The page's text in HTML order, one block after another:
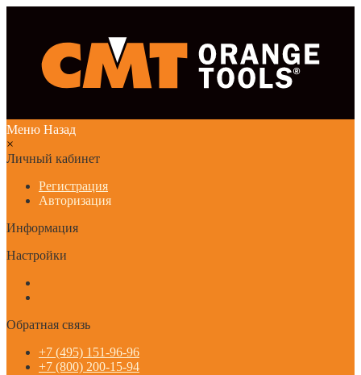
Меню Назад
×
Личный кабинет
Регистрация
Авторизация
Информация
Настройки
Обратная связь
+7 (495) 151-96-96
+7 (800) 200-15-94